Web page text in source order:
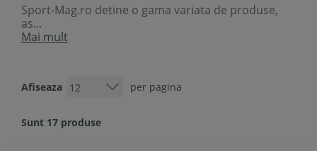
Sport-Mag.ro detine o gama variata de produse,
as...
Mai mult
Afiseaza per pagina
Sunt 17 produse